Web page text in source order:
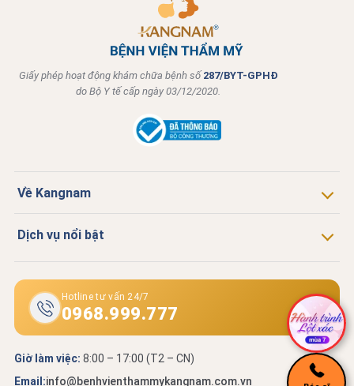
Giấy phép hoạt động khám chữa bệnh số 287/BYT-GPHĐ
do Bộ Y tế cấp ngày 03/12/2020.
Về Kangnam
Dịch vụ nổi bật
Hotline tư vấn 24/7
0968.999.777
Giờ làm việc: 8:00 – 17:00 (T2 – CN)
Email:info@benhvienthammykangnam.com.vn